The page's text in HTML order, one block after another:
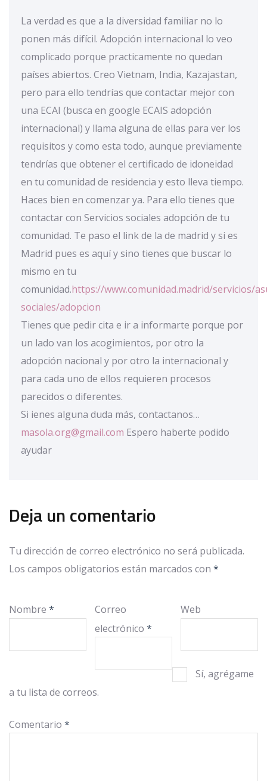
La verdad es que a la diversidad familiar no lo
ponen más difícil. Adopción internacional lo veo
complicado porque practicamente no quedan
países abiertos. Creo Vietnam, India, Kazajastan,
pero para ello tendrías que contactar mejor con
una ECAI (busca en google ECAIS adopción
internacional) y llama alguna de ellas para ver los
requisitos y como esta todo, aunque previamente
tendrías que obtener el certificado de idoneidad
en tu comunidad de residencia y esto lleva tiempo.
Haces bien en comenzar ya. Para ello tienes que
contactar con Servicios sociales adopción de tu
comunidad. Te paso el link de la de madrid y si es
Madrid pues es aquí y sino tienes que buscar lo
mismo en tu
comunidad.https://www.comunidad.madrid/servicios/
sociales/adopcion
Tienes que pedir cita e ir a informarte porque por
un lado van los acogimientos, por otro la
adopción nacional y por otro la internacional y
para cada uno de ellos requieren procesos
parecidos o diferentes.
Si ienes alguna duda más, contactanos…
masola.org@gmail.com Espero haberte podido
ayudar
Deja un comentario
Tu dirección de correo electrónico no será publicada.
Los campos obligatorios están marcados con *
Nombre *
Correo
electrónico*
Web
Sí, agrégame
a tu lista de correos.
Comentario *